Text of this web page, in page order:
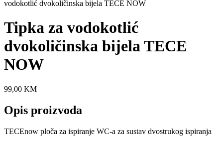
vodokotlić dvokoličinska bijela TECE NOW
Tipka za vodokotlić
dvokoličinska bijela TECE
NOW
99,00 KM
Opis proizvoda
TECEnow ploča za ispiranje WC-a za sustav dvostrukog ispiranja